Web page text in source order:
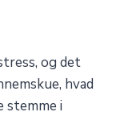
og det
hvad
stemme i